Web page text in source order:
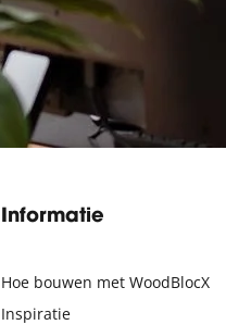
Informatie
Hoe bouwen met WoodBlocX
Inspiratie